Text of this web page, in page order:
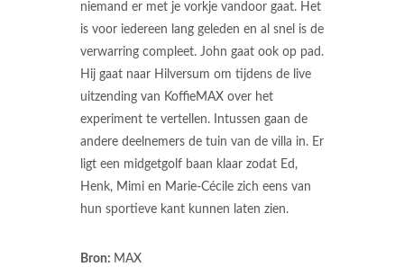
niemand er met je vorkje vandoor gaat. Het
is voor iedereen lang geleden en al snel is de
verwarring compleet. John gaat ook op pad.
Hij gaat naar Hilversum om tijdens de live
uitzending van KoffieMAX over het
experiment te vertellen. Intussen gaan de
andere deelnemers de tuin van de villa in. Er
ligt een midgetgolf baan klaar zodat Ed,
Henk, Mimi en Marie-Cécile zich eens van
hun sportieve kant kunnen laten zien.
Bron: MAX